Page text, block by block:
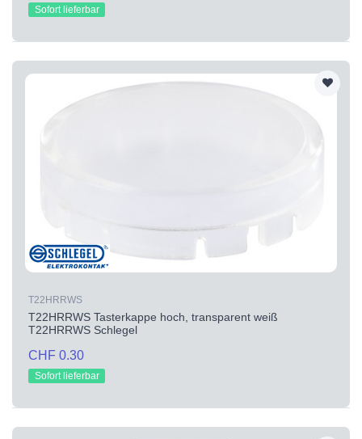
Sofort lieferbar
T22HRRWS
T22HRRWS Tasterkappe hoch, transparent weiß
T22HRRWS Schlegel
CHF 0.30
Sofort lieferbar